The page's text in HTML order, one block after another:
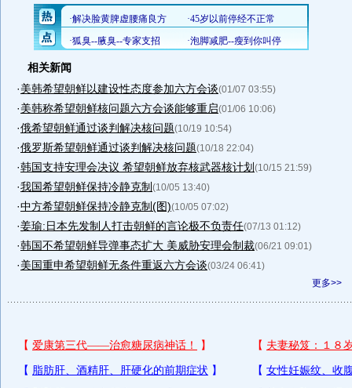
相关新闻
·美韩希望朝鲜以建设性态度参加六方会谈(01/07 03:55)
·美韩称希望朝鲜核问题六方会谈能够重启(01/06 10:06)
·俄希望朝鲜通过谈判解决核问题(10/19 10:54)
·俄罗斯希望朝鲜通过谈判解决核问题(10/18 22:04)
·韩国支持安理会决议 希望朝鲜放弃核武器核计划 (10/15 21:59)
·我国希望朝鲜保持冷静克制 (10/05 13:40)
·中方希望朝鲜保持冷静克制(图)(10/05 07:02)
·姜瑜:日本先发制人打击朝鲜的言论极不负责任(07/13 01:12)
·韩国不希望朝鲜导弹事态扩大 美威胁安理会制裁(06/21 09:01)
·美国重申希望朝鲜无条件重返六方会谈(03/24 06:41)
更多>>